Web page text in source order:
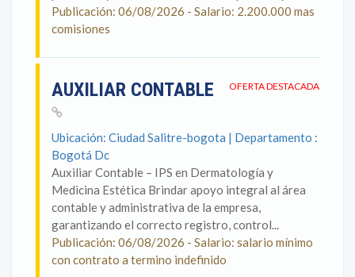
Publicación: 06/08/2026 - Salario: 2.200.000 mas
comisiones
OFERTA DESTACADA
AUXILIAR CONTABLE
Ubicación: Ciudad Salitre-bogota | Departamento :
Bogotá Dc
Auxiliar Contable – IPS en Dermatología y
Medicina Estética Brindar apoyo integral al área
contable y administrativa de la empresa,
garantizando el correcto registro, control...
Publicación: 06/08/2026 - Salario: salario mínimo
con contrato a termino indefinido